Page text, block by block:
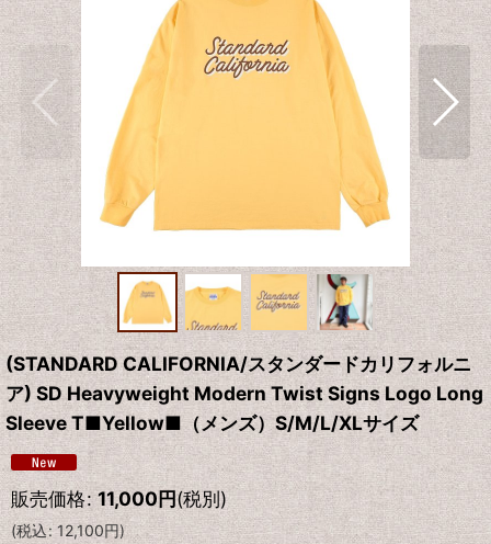
(STANDARD CALIFORNIA/スタンダードカリフォルニ
ア) SD Heavyweight Modern Twist Signs Logo Long
Sleeve T■Yellow■（メンズ）S/M/L/XLサイズ
販売価格: 11,000円(税別)
(税込: 12,100円)